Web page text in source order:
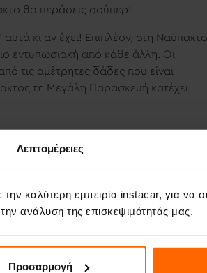
Λεπτομέρειες
καλύτερη εμπειρία instacar, για να
ανάλυση της επισκεψιμότητάς μας.
Προσαρμογή
θα περάσεις σούπερ!
κι αν έχει! Επιπλέον, στη Ναύπακτο
εντυπωσιακή από κάθε άλλη. Οι
τις αμέτρητες δάδες που είναι
τη Μεγάλη Παρασκευή κατέχει